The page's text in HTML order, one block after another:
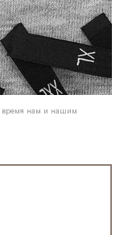
время нам и нашим